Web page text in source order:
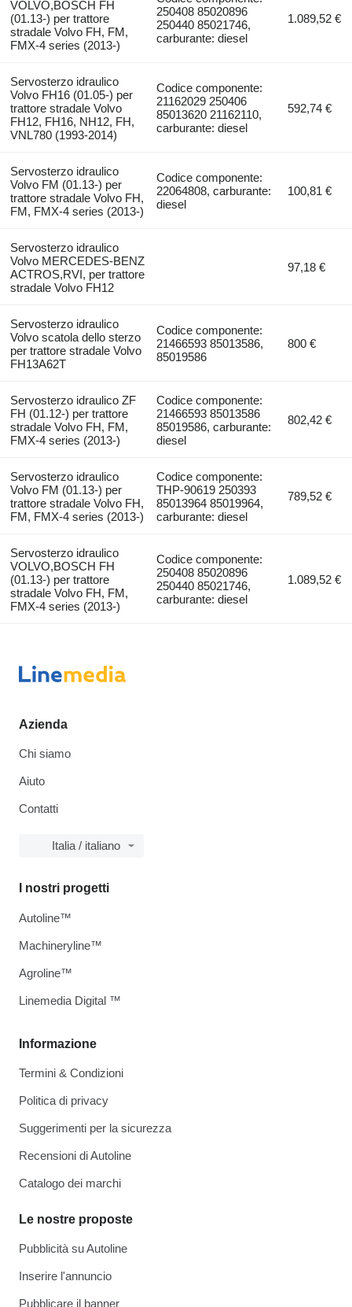
VOLVO,BOSCH FH
(01.13-) per trattore
stradale Volvo FH, FM,
FMX-4 series (2013-)
250408 85020896
250440 85021746,
carburante: diesel
1.089,52 €
Servosterzo idraulico
Volvo FH16 (01.05-) per
trattore stradale Volvo
FH12, FH16, NH12, FH,
VNL780 (1993-2014)
Codice componente:
21162029 250406
85013620 21162110,
carburante: diesel
592,74 €
Servosterzo idraulico
Volvo FM (01.13-) per
trattore stradale Volvo FH,
FM, FMX-4 series (2013-)
Codice componente:
22064808, carburante:
diesel
100,81 €
Servosterzo idraulico
Volvo MERCEDES-BENZ
ACTROS,RVI, per trattore
stradale Volvo FH12
97,18 €
Servosterzo idraulico
Volvo scatola dello sterzo
per trattore stradale Volvo
FH13A62T
Codice componente:
21466593 85013586,
85019586
800 €
Servosterzo idraulico ZF
FH (01.12-) per trattore
stradale Volvo FH, FM,
FMX-4 series (2013-)
Codice componente:
21466593 85013586
85019586, carburante:
diesel
802,42 €
Servosterzo idraulico
Volvo FM (01.13-) per
trattore stradale Volvo FH,
FM, FMX-4 series (2013-)
Codice componente:
THP-90619 250393
85013964 85019964,
carburante: diesel
789,52 €
Servosterzo idraulico
VOLVO,BOSCH FH
(01.13-) per trattore
stradale Volvo FH, FM,
FMX-4 series (2013-)
Codice componente:
250408 85020896
250440 85021746,
carburante: diesel
1.089,52 €
Azienda
Chi siamo
Aiuto
Contatti
Italia / italiano
Informazione
Termini & Condizioni
Politica di privacy
Suggerimenti per la sicurezza
Recensioni di Autoline
Catalogo dei marchi
Le nostre proposte
Pubblicità su Autoline
Inserire l'annuncio
Pubblicare il banner
I nostri progetti
Autoline™
Machineryline™
Agroline™
Linemedia Digital ™